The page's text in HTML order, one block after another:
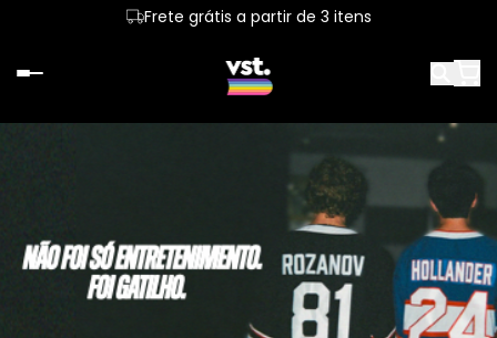
Frete grátis a partir de 3 itens